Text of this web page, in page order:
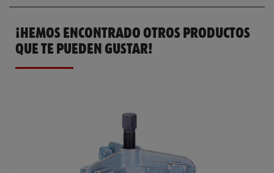
Peso del producto (por artículo) 1.000 g
Catálogo General 0714527103
Ficha Técnica
¡HEMOS ENCONTRADO OTROS PRODUCTOS
QUE TE PUEDEN GUSTAR!